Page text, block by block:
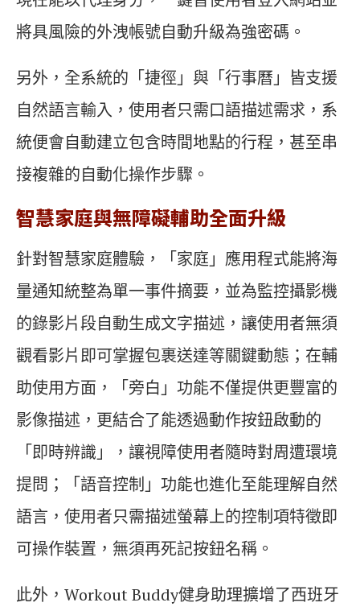
將具風險的外洩帳號自動升級為強密碼。
另外，全系統的「捷徑」與「行事曆」皆支援
自然語言輸入，使用者只需口語描述需求，系
統便會自動建立包含時間地點的行程，甚至串
接複雜的自動化操作步驟。
智慧家庭與無障礙輔助全面升級
針對智慧家庭體驗，「家庭」應用程式能將海
量通知統整為單一事件摘要，並為監控攝影機
的錄影片段自動生成文字描述，讓使用者無須
觀看影片即可掌握包裹送達等關鍵動態；在輔
助使用方面，「旁白」功能不僅提供更豐富的
影像描述，更結合了能透過動作按鈕啟動的
「即時辨識」，讓視障使用者隨時對周遭環境
提問；「語音控制」功能也進化至能理解自然
語言，使用者只需描述螢幕上的控制項特徵即
可操作裝置，無須再死記按鈕名稱。
此外，Workout Buddy健身助理擴增了西班牙